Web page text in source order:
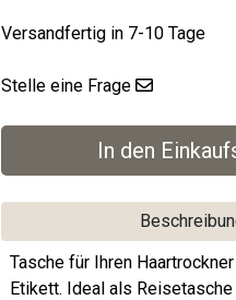
Versandfertig in 7-10 Tage
Stelle eine Frage
Tasche für Ihren
Etikett. Ideal als